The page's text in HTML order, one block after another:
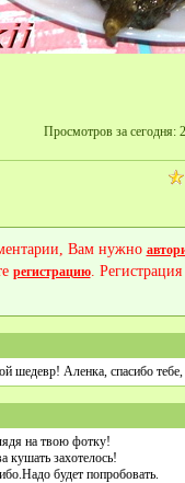
Просмотров за сегодня: 2
Вам нужно
регистрацию.
шедевр! Аленка, спасибо
на твою фотку!
кушать захотелось!
будет попробовать.